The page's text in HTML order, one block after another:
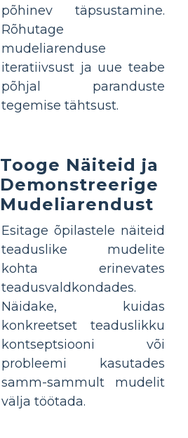
põhinev täpsustamine.
Rõhutage
mudeliarenduse
iteratiivsust ja uue teabe
põhjal paranduste
tegemise tähtsust.
Tooge Näiteid ja
Demonstreerige
Mudeliarendust
Esitage õpilastele näiteid
teaduslike mudelite
kohta erinevates
teadusvaldkondades.
Näidake, kuidas
konkreetset teaduslikku
kontseptsiooni või
probleemi kasutades
samm-sammult mudelit
välja töötada.